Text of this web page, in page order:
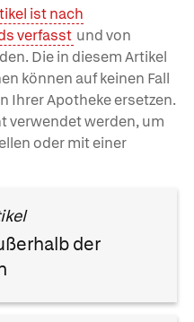
ist nach
verfasst und von
Die in diesem Artikel
können auf keinen Fall
Ihrer Apotheke ersetzen.
verwendet werden, um
oder mit einer
der